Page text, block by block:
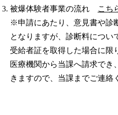
被爆体験者事業の流れ
こち
※申請にあたり、意見書や診
となりますが、診断料につい
受給者証を取得した場合に限
医療機関から当課へ請求でき
きますので、当課までご連絡